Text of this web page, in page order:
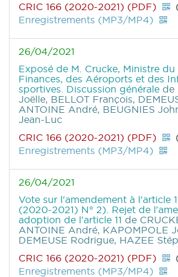
CRIC 166 (2020-2021) (PDF)
Enregistrements (MP3/MP4)
26/04/2021
Exposé de M. Crucke, Ministre
Finances, des Aéroports et des
sportives. Discussion générale de
Joëlle, BELLOT François,
ANTOINE André, BEUGNIES
Jean-Luc
CRIC 166 (2020-2021) (PDF)
Enregistrements (MP3/MP4)
26/04/2021
Vote sur l'amendement à l'article
(2020-2021) N° 2). Rejet de
adoption de l'article 11 de
ANTOINE André, KAPOMPOLE
DEMEUSE Rodrigue, HAZEE
CRIC 166 (2020-2021) (PDF)
Enregistrements (MP3/MP4)